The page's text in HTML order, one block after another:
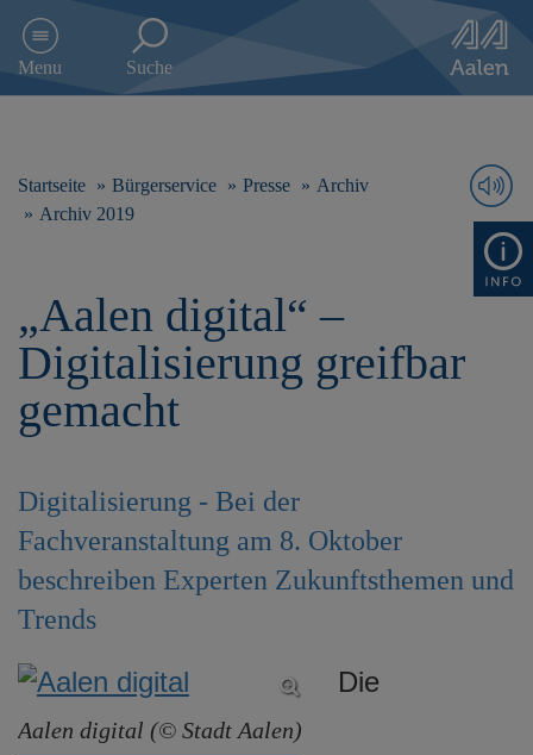
e
n
Menu Suche
Startseite Bürgerservice Presse
Archiv
Archiv 2019
„Aalen digital“ –
Digitalisierung greifbar
gemacht
Digitalisierung - Bei der
Fachveranstaltung am 8. Oktober
beschreiben Experten Zukunftsthemen und
Trends
Aalen digital (© Stadt Aalen)
Die